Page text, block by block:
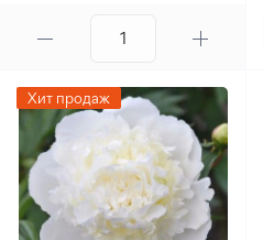
Хит продаж